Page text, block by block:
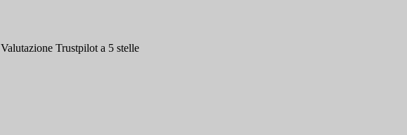
Valutazione Trustpilot a 5 stelle